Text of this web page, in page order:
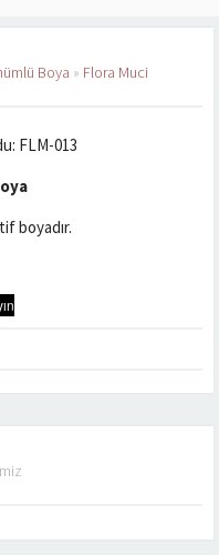
Boya » Flora Muci
FLM-013
boyadır.